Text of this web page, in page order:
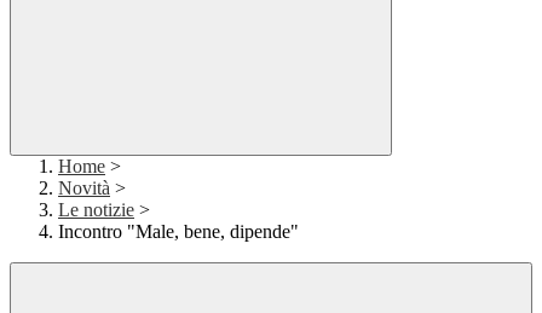
Home >
Novità >
Le notizie >
Incontro "Male, bene, dipende"